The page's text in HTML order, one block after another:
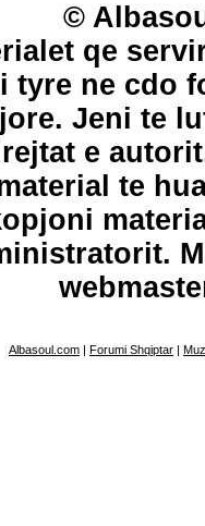
©
qe
tyre ne cdo
Jeni te
e
te
Albasoul.com | Forumi Shqiptar |